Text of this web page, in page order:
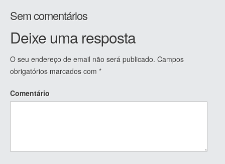
Sem comentários
Deixe uma resposta
O seu endereço de email não será publicado. Campos
obrigatórios marcados com *
Comentário